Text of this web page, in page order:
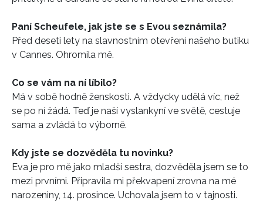
NEWSLETTER
ODESLAT
Paní Scheufele, jak jste se s Evou seznámila?
Před deseti lety na slavnostním otevření našeho butiku
v Cannes. Ohromila mě.
Co se vám na ní líbilo?
Má v sobě hodně ženskosti. A vždycky udělá víc, než
se po ní žádá. Teď je naší vyslankyní ve světě, cestuje
sama a zvládá to výborně.
Kdy jste se dozvěděla tu novinku?
Eva je pro mě jako mladší sestra, dozvěděla jsem se to
mezi prvními. Připravila mi překvapení zrovna na mé
narozeniny, 14. prosince. Uchovala jsem to v tajnosti.